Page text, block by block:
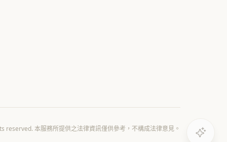
reserved. 本服務所提供之法律資訊僅供參考，不構成法律意見。